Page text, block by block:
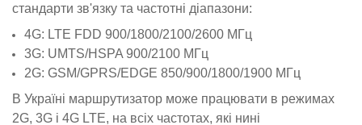
стандарти зв'язку та частотні діапазони:
4G: LTE FDD 900/1800/2100/2600 МГц
3G: UMTS/HSPA 900/2100 МГц
2G: GSM/GPRS/EDGE 850/900/1800/1900 МГц
В Україні маршрутизатор може працювати в режимах
2G, 3G і 4G LTE, на всіх частотах, які нині